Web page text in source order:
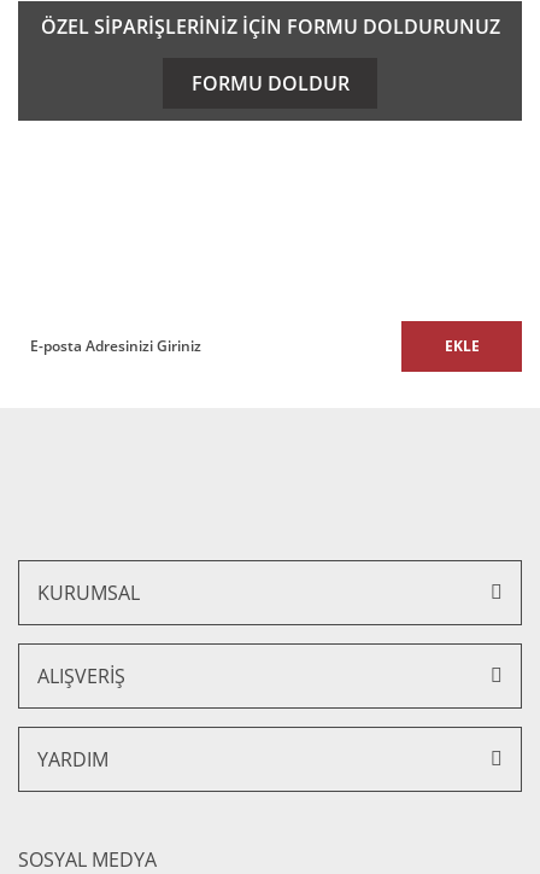
Bu ürünün fiyat bilgisi, resim, ürün açıklamalarında ve diğer
konularda yetersiz gördüğünüz noktaları öneri formunu
kullanarak tarafımıza iletebilirsiniz.
ÖZEL SİPARİŞLERİNİZ İÇİN FORMU DOLDURUNUZ
FORMU DOLDUR
EKLE
KURUMSAL
ALIŞVERİŞ
YARDIM
SOSYAL MEDYA